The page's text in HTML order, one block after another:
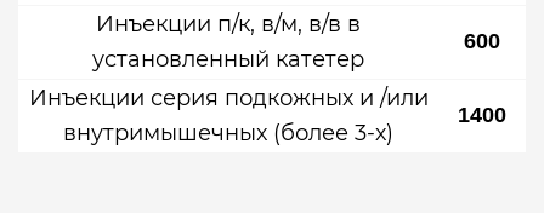
Инъекции п/к, в/м, в/в в
установленный катетер
600
Инъекции серия подкожных и /или
внутримышечных (более 3-х)
1400